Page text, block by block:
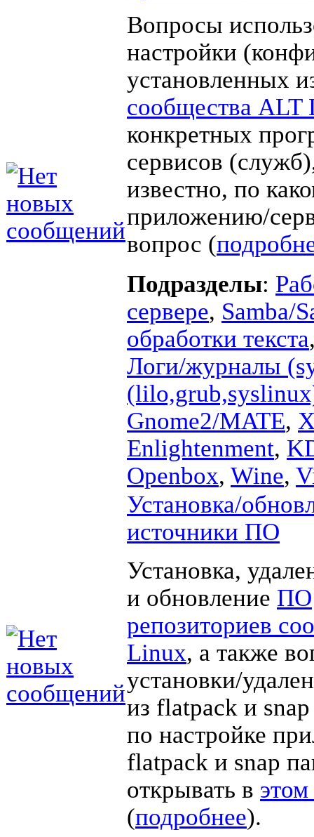
Вопросы
настройки
установленных
сообщества ALT
конкретных
сервисов
известно, по
приложению/
вопрос (
Подразделы:
сервере, Samba/
обработки текста
Логи/журналы
Gnome2/MATE,
Enlightenment,
Openbox, Wine,
Установка/
источники ПО
Установка,
и обновление ПО
репозиториев
Linux, а также
установки/
из flatpack и
по настройке
flatpack и snap
открывать в этом
(подробнее).